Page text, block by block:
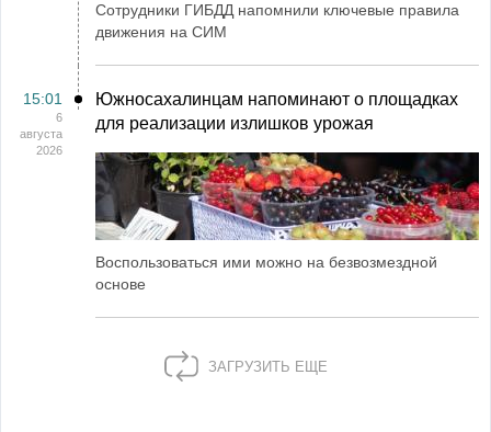
Сотрудники ГИБДД напомнили ключевые правила
движения на СИМ
15:01
6
августа
2026
Южносахалинцам напоминают о площадках
для реализации излишков урожая
Воспользоваться ими можно на безвозмездной
основе
ЗАГРУЗИТЬ ЕЩЕ